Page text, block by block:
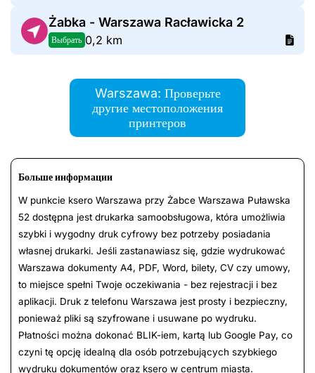
Żabka - Warszawa Racławicka 2
Выбрать 0,2 km
Warszawa: Проверьте
другие местоположения
принтеров
Больше информации
W punkcie ksero Warszawa przy Żabce Warszawa Puławska
52 dostępna jest drukarka samoobsługowa, która umożliwia
szybki i wygodny druk cyfrowy bez potrzeby posiadania
własnej drukarki. Jeśli zastanawiasz się, gdzie wydrukować
Warszawa dokumenty A4, PDF, Word, bilety, CV czy umowy,
to miejsce spełni Twoje oczekiwania - bez rejestracji i bez
aplikacji. Druk z telefonu Warszawa jest prosty i bezpieczny,
ponieważ pliki są szyfrowane i usuwane po wydruku.
Płatności można dokonać BLIK-iem, kartą lub Google Pay, co
czyni tę opcję idealną dla osób potrzebujących szybkiego
wydruku dokumentów oraz ksero w centrum miasta.